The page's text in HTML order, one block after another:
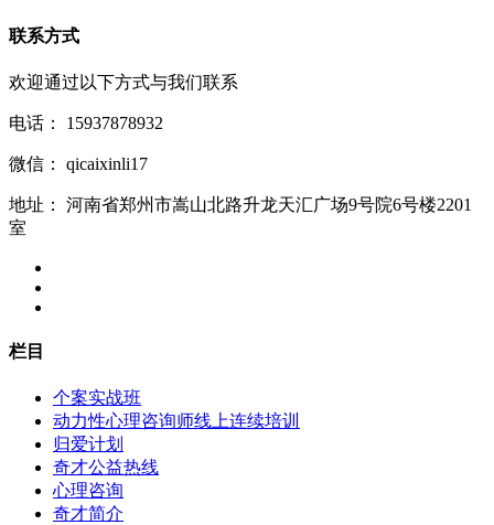
联系方式
欢迎通过以下方式与我们联系
电话： 15937878932
微信： qicaixinli17
地址：
河南省郑州市嵩山北路升龙天汇广场9号院6号楼2201
室
栏目
个案实战班
动力性心理咨询师线上连续培训
归爱计划
奇才公益热线
心理咨询
奇才简介